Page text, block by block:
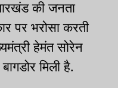
की जनता
पर भरोसा करती
हेमंत सोरेन
मिली है.